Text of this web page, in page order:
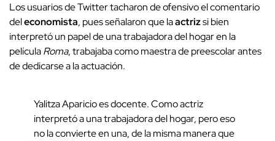
Los usuarios de Twitter tacharon de ofensivo el comentario
deleconomista, pues señalaron que laactrizsi bien
interpretó un papel de una trabajadora del hogar en la
películaRoma, trabajaba como maestra de preescolar antes
de dedicarse a la actuación.
Yalitza Aparicio es docente. Como actriz
interpretó a una trabajadora del hogar, pero eso
no la convierte en una, de la misma manera que